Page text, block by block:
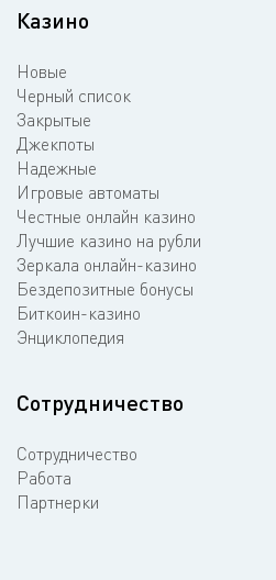
Казино
Новые
Черный список
Закрытые
Джекпоты
Надежные
Игровые автоматы
Честные онлайн казино
Лучшие казино на рубли
Зеркала онлайн-казино
Бездепозитные бонусы
Биткоин-казино
Энциклопедия
Сотрудничество
Сотрудничество
Работа
Партнерки